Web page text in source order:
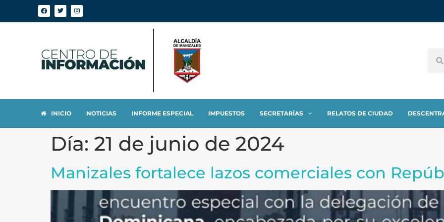
INICIO NOTICIAS INFORME ESPECIAL IMPUESTOS SECRETARÍAS RELATOS DE CIUDAD
Día: 21 de junio de 2024
Manizales fortalece lazos comerciales con